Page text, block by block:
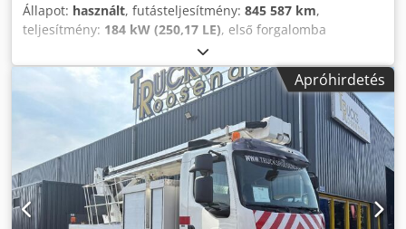
Állapot: használt, futásteljesítmény: 845 587 km,
teljesítmény: 184 kW (250,17 LE), első forgalomba
, üzemanyagtípus:
mechanikai, Felszereltség:ABS, koromszűrő, DAF LF
55.250 Hűtőfelépítmény ? Első forgalomba helyezés:
2007.03.05. ? Futásteljesítmény: 845 587 km ??
Teljesítmény: 250 LE ? Dízel ? 4x2 ?? Hűtőfelépítmény
Mitsubishi TDJ430D hűtőberendezéssel Felszereltség: *
Hűtőfelépítmény * Mitsubishi TDJ430D hűtőberendezés *
Légrugós vezetőülés * Napellenző * Elektromos
ablakemelők * Tágas nappali fülke * Nagy rakfelület
Wienerherberg, Ausztria Djdpozgv T Refx Akpokr
Apróhirdetés